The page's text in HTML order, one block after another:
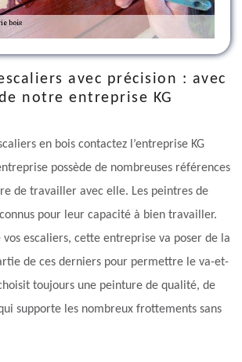
avec précision : avec
notre entreprise KG
en bois contactez l’entreprise KG
possède de nombreuses références
de travailler avec elle. Les peintres de
pour leur capacité à bien travailler.
escaliers, cette entreprise va poser de la
de ces derniers pour permettre le va-et-
toujours une peinture de qualité, de
supporte les nombreux frottements sans